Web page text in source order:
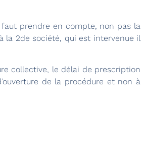
prendre en compte, non pas la
la 2de société, qui est intervenue il
collective, le délai de prescription
de la procédure et non à